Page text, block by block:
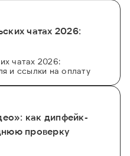
чатах 2026:
чатах 2026:
и ссылки на оплату
как дипфейк-
проверку